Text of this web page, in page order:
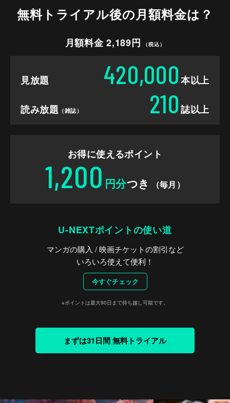
無料トライアル後の月額料金は？
月額料金 2,189円 （税込）
見放題 420,000 本以上
読み放題 （雑誌） 210 誌以上
お得に使えるポイント
1,200 円分つき （毎月）
U-NEXTポイントの使い道
マンガの購入 / 映画チケットの割引など
いろいろ使えて便利！
今すぐチェック
※ポイントは最大90日まで持ち越し可能です。
まずは31日間 無料トライアル